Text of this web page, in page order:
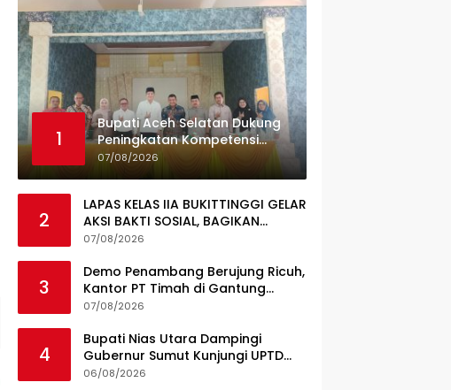
1
Bupati Aceh Selatan Dukung
Peningkatan Kompetensi
Guru, Pemkab Jajaki Kerja
Sama dengan Pascasarjana
07/08/2026
2
LAPAS KELAS IIA BUKITTINGGI GELAR
AKSI BAKTI SOSIAL, BAGIKAN
SEMBAKO KEPADA MASYARAKAT
07/08/2026
3
Demo Penambang Berujung Ricuh,
Kantor PT Timah di Gantung
Terbakar; Tuntutan Tata Niaga
07/08/2026
4
Bupati Nias Utara Dampingi
Gubernur Sumut Kunjungi UPTD
Puskesmas Lahewa
06/08/2026